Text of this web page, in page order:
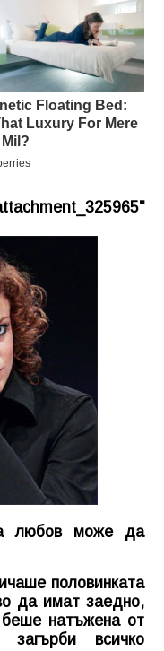
любов може да
половинката
да имат заедно,
натъжена от
всичко